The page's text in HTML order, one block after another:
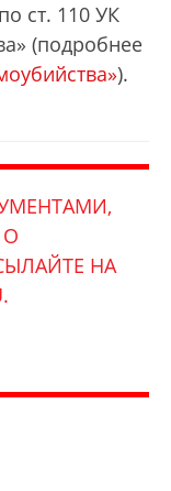
ст. 110 УК
(подробнее
).
НА